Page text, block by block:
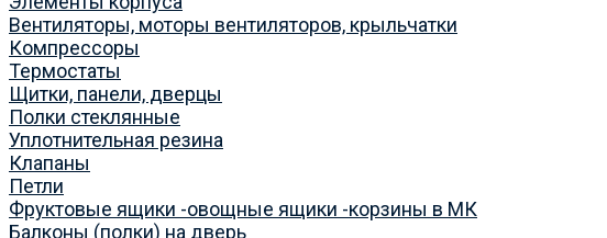
Вентиляторы, моторы вентиляторов, крыльчатки
Компрессоры
Термостаты
Щитки, панели, дверцы
Полки стеклянные
Уплотнительная резина
Клапаны
Петли
Фруктовые ящики -овощные ящики -корзины в МК
Балконы (полки) на дверь